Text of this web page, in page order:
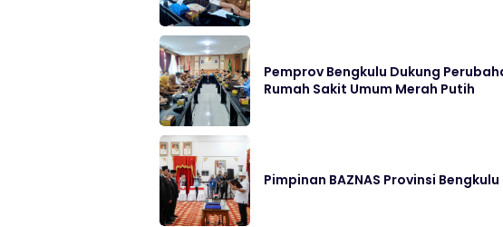
Pemprov Bengkulu Dukung
Rumah Sakit Umum Merah Putih
Pimpinan BAZNAS Provinsi